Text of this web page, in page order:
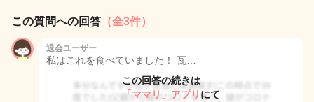
この質問への回答 （全3件）
退会ユーザー
私はこれを食べていました！ 瓦…
この回答の続きは
「ママリ」アプリ にて